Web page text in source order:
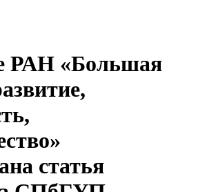
РАН «Большая
статья